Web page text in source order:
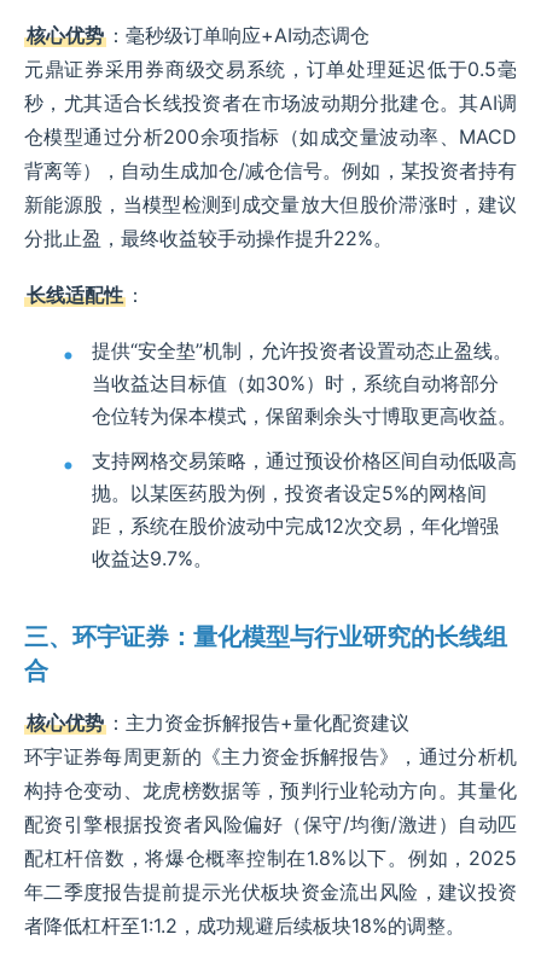
核心优势 ：毫秒级订单响应+AI动态调仓
元鼎证券采用券商级交易系统，订单处理延迟低于0.5毫
秒，尤其适合长线投资者在市场波动期分批建仓。其AI调
仓模型通过分析200余项指标（如成交量波动率、MACD
背离等），自动生成加仓/减仓信号。例如，某投资者持有
新能源股，当模型检测到成交量放大但股价滞涨时，建议
分批止盈，最终收益较手动操作提升22%。
长线适配性 ：
提供“安全垫”机制，允许投资者设置动态止盈线。
当收益达目标值（如30%）时，系统自动将部分
仓位转为保本模式，保留剩余头寸博取更高收益。
支持网格交易策略，通过预设价格区间自动低吸高
抛。以某医药股为例，投资者设定5%的网格间
距，系统在股价波动中完成12次交易，年化增强
收益达9.7%。
三、环宇证券：量化模型与行业研究的长线组
合
核心优势 ：主力资金拆解报告+量化配资建议
环宇证券每周更新的《主力资金拆解报告》，通过分析机
构持仓变动、龙虎榜数据等，预判行业轮动方向。其量化
配资引擎根据投资者风险偏好（保守/均衡/激进）自动匹
配杠杆倍数，将爆仓概率控制在1.8%以下。例如，2025
年二季度报告提前提示光伏板块资金流出风险，建议投资
者降低杠杆至1:1.2，成功规避后续板块18%的调整。